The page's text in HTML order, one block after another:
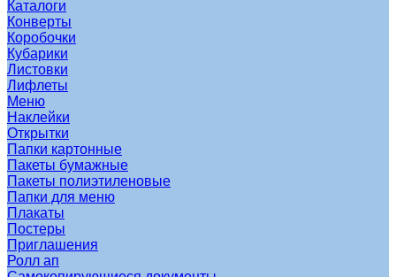
Каталоги
Конверты
Коробочки
Кубарики
Листовки
Лифлеты
Меню
Наклейки
Открытки
Папки картонные
Пакеты бумажные
Пакеты полиэтиленовые
Папки для меню
Плакаты
Постеры
Приглашения
Ролл ап